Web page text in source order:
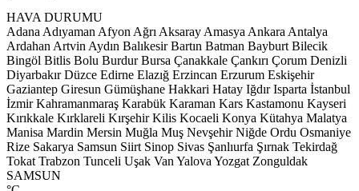
HAVA DURUMU
Adana Adıyaman Afyon Ağrı Aksaray Amasya Ankara Antalya
Ardahan Artvin Aydın Balıkesir Bartın Batman Bayburt Bilecik
Bingöl Bitlis Bolu Burdur Bursa Çanakkale Çankırı Çorum Denizli
Diyarbakır Düzce Edirne Elazığ Erzincan Erzurum Eskişehir
Gaziantep Giresun Gümüşhane Hakkari Hatay Iğdır Isparta İstanbul
İzmir Kahramanmaraş Karabük Karaman Kars Kastamonu Kayseri
Kırıkkale Kırklareli Kırşehir Kilis Kocaeli Konya Kütahya Malatya
Manisa Mardin Mersin Muğla Muş Nevşehir Niğde Ordu Osmaniye
Rize Sakarya Samsun Siirt Sinop Sivas Şanlıurfa Şırnak Tekirdağ
Tokat Trabzon Tunceli Uşak Van Yalova Yozgat Zonguldak
SAMSUN